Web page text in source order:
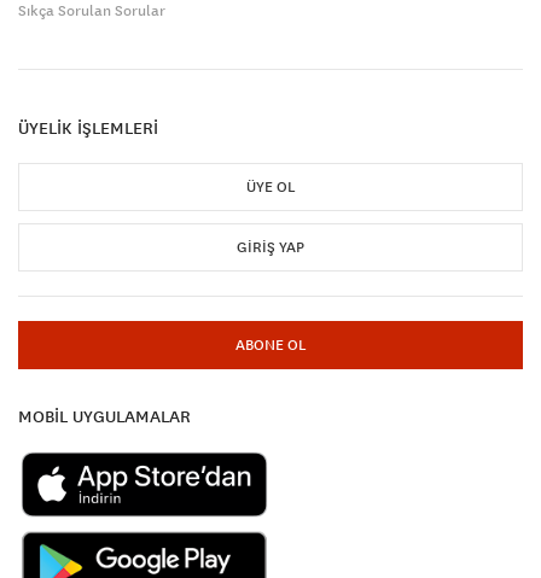
Sıkça Sorulan Sorular
ÜYELİK İŞLEMLERİ
ÜYE OL
GIRIŞ YAP
ABONE OL
MOBİL UYGULAMALAR